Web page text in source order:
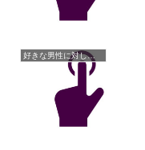
好きな男性に対しての悩み